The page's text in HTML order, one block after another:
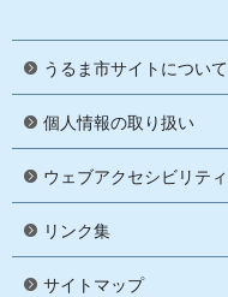
うるま市サイトについて
個人情報の取り扱い
ウェブアクセシビリティ
リンク集
サイトマップ